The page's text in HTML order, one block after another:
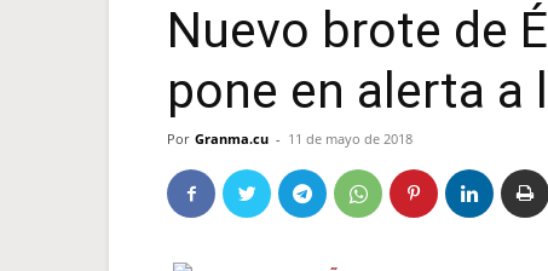
Nuevo brote de
pone en alerta a
Por Granma.cu - 11 de mayo de 2018